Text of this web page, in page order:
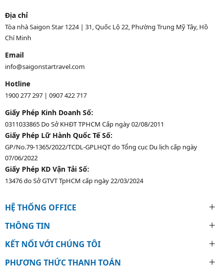
Địa chỉ
Tòa nhà Saigon Star 1224 | 31, Quốc Lộ 22, Phường Trung Mỹ Tây, Hồ
Chí Minh
Email
info@saigonstartravel.com
Hotline
1900 277 297 | 0907 422 717
Giấy Phép Kinh Doanh Số:
0311033865 Do Sở KHĐT TPHCM Cấp ngày 02/08/2011
Giấy Phép Lữ Hành Quốc Tế Số:
GP/No.79-1365/2022/TCDL-GPLHQT do Tổng cục Du lịch cấp ngày
07/06/2022
Giấy Phép KD Vận Tải Số:
13476 do Sở GTVT TpHCM cấp ngày 22/03/2024
HỆ THỐNG OFFICE
THÔNG TIN
KẾT NỐI VỚI CHÚNG TÔI
PHƯƠNG THỨC THANH TOÁN